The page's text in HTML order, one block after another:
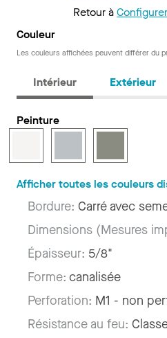
Retour à
Couleur
Les couleurs affichées peuvent différer du
Intérieur Extérieur
Peinture
Afficher toutes les couleurs
Bordure: Carré avec
Dimensions (Mesures
Épaisseur: 5/8"
Forme: canalisée
Perforation: M1 - non
Résistance au feu: